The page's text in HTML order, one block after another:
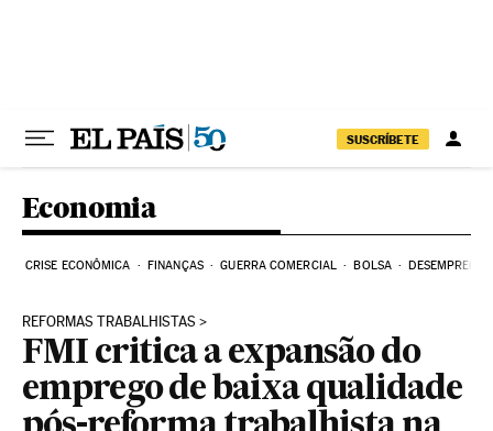
SUSCRÍBETE
Economia
CRISE ECONÔMICA FINANÇAS GUERRA COMERCIAL BOLSA DESEMPREGO
REFORMAS TRABALHISTAS
FMI critica a expansão do
emprego de baixa qualidade